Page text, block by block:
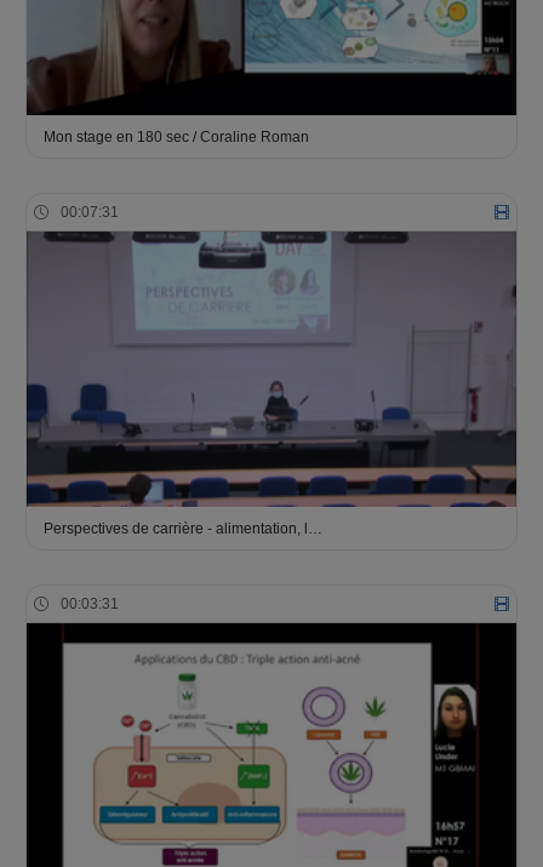
Mon stage en 180 sec / Coraline Roman
00:07:31
Perspectives de carrière - alimentation, l…
00:03:31